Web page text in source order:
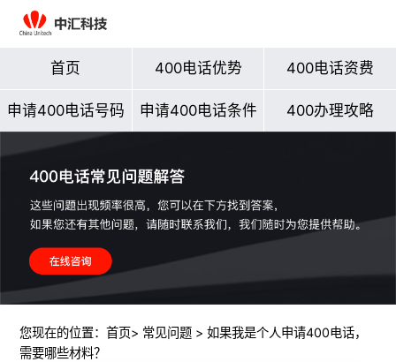
首页 400电话优势 400电话资费
申请400电话号码 申请400电话条件 400办理攻略
您现在的位置： 首页> 常见问题> 如果我是个人申请400电话，
需要哪些材料？